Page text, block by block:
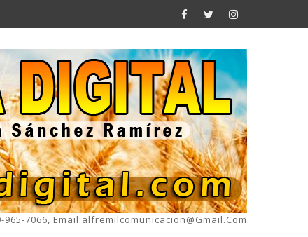
7066, Email:alfremilcomunicacion@gmail.com